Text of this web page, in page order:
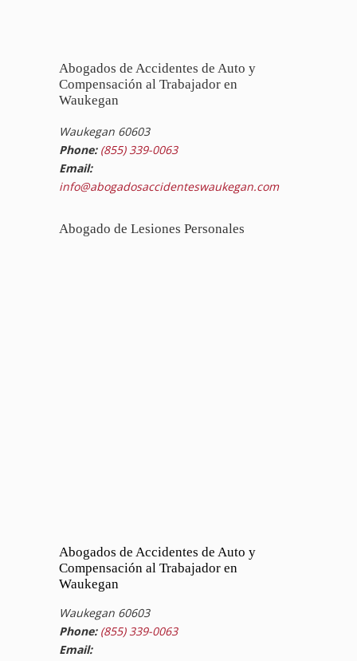
Abogados de Accidentes de Auto y
Compensación al Trabajador en
Waukegan
Waukegan 60603
Phone: (855) 339-0063
Email:
info@abogadosaccidenteswaukegan.com
Abogado de Lesiones Personales
Abogados de Accidentes de Auto y
Compensación al Trabajador en
Waukegan
Waukegan 60603
Phone: (855) 339-0063
Email: